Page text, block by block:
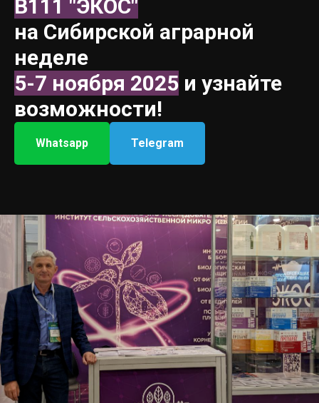
В111 "ЭКОС"
на Сибирской аграрной
неделе
5-7 ноября 2025 и узнайте
возможности!
Whatsapp Telegram